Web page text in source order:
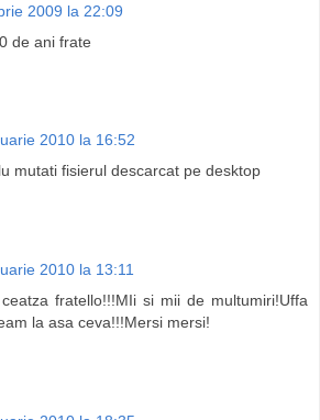
2009 la 22:09
de ani frate
2010 la 16:52
mutati fisierul descarcat pe desktop
2010 la 13:11
fratello!!!MIi si mii de multumiri!Uffa
la asa ceva!!!Mersi mersi!